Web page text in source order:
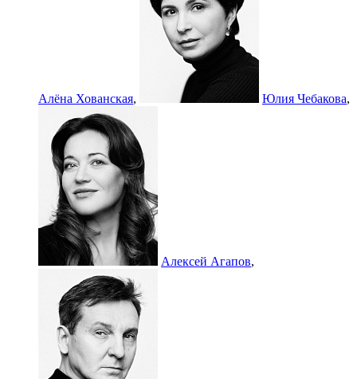
Алёна Хованская, Юлия Чебакова,
Алексей Агапов,